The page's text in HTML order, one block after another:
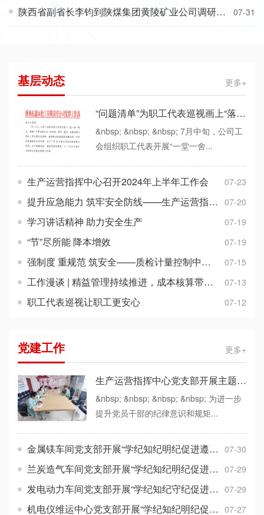
陕西省副省长李钧到陕煤集团黄陵矿业公司调研 陕煤集团 07-31
基层动态 更多+
“问题清单”为职工代表巡视画上“落地的句号”
&nbsp; &nbsp; &nbsp; 7月中旬，公司工
会组织职工代表开展“一堂一舍...
生产运营指挥中心召开2024年上半年工作会 07-23
提升应急能力 筑牢安全防线——生产运营指挥中心组织开展应急处置程序培训 07-20
学习讲话精神 助力安全生产 07-19
“节”尽所能 降本增效 07-19
强制度 重规范 筑安全——质检计量控制中心组织开展安全规章制度提升月活动 07-15
工作漫谈 | 精益管理持续推进，成本核算带入班组 07-13
职工代表巡视让职工更安心 07-12
党建工作 更多+
生产运营指挥中心党支部开展主题党日活动巩固党纪学习教育成果
&nbsp; &nbsp; &nbsp; &nbsp; 为进一步
提升党员干部的纪律意识和规矩...
金属镁车间党支部开展“学纪知纪明纪促进遵纪守纪执纪”主题党日活动 07-30
兰炭造气车间党支部开展“学纪知纪明纪促进遵纪守纪执纪”主题党日活动 07-29
发电动力车间党支部开展“学纪知纪守纪促进遵纪守纪执纪”主题党日活动 07-29
机电仪维运中心党支部开展“学纪知纪明纪促进遵纪守纪执纪”主题党日活动 07-27